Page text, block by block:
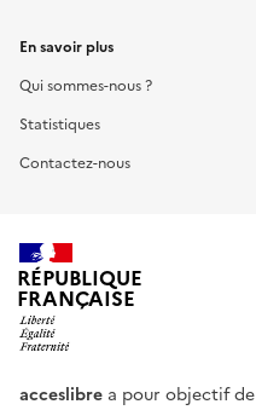
En savoir plus
Qui sommes-nous ?
Statistiques
Contactez-nous
RÉPUBLIQUE
FRANÇAISE
acceslibre a pour objectif